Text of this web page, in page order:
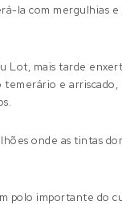
la com mergulhias
mais tarde
e arriscado,
onde as tintas
polo importante do